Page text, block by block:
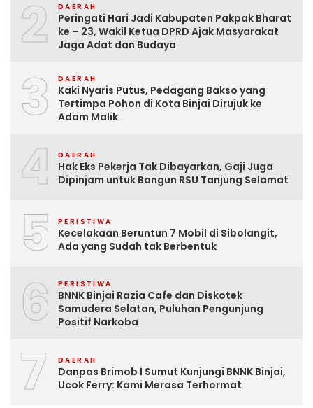
2 DAERAH
Peringati Hari Jadi Kabupaten Pakpak Bharat
ke – 23, Wakil Ketua DPRD Ajak Masyarakat
Jaga Adat dan Budaya
3 DAERAH
Kaki Nyaris Putus, Pedagang Bakso yang
Tertimpa Pohon di Kota Binjai Dirujuk ke
Adam Malik
4 DAERAH
Hak Eks Pekerja Tak Dibayarkan, Gaji Juga
Dipinjam untuk Bangun RSU Tanjung Selamat
5 PERISTIWA
Kecelakaan Beruntun 7 Mobil di Sibolangit,
Ada yang Sudah tak Berbentuk
6 PERISTIWA
BNNK Binjai Razia Cafe dan Diskotek
Samudera Selatan, Puluhan Pengunjung
Positif Narkoba
7 DAERAH
Danpas Brimob I Sumut Kunjungi BNNK Binjai,
Ucok Ferry: Kami Merasa Terhormat